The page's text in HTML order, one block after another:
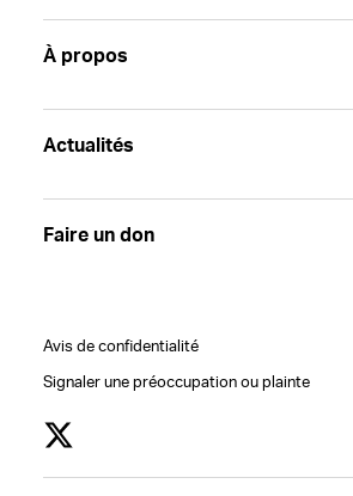
À propos
Actualités
Faire un don
Avis de confidentialité
Signaler une préoccupation ou plainte